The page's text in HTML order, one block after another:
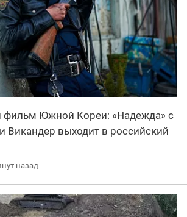
фильм Южной Кореи: «Надежда» с
Викандер выходит в российский
назад